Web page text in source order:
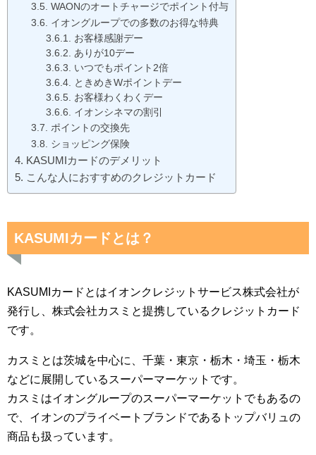
WAONのオートチャージでポイント付与
イオングループでの多数のお得な特典
お客様感謝デー
ありが10デー
いつでもポイント2倍
ときめきWポイントデー
お客様わくわくデー
イオンシネマの割引
ポイントの交換先
ショッピング保険
KASUMIカードのデメリット
こんな人におすすめのクレジットカード
KASUMIカードとは？
KASUMIカードとはイオンクレジットサービス株式会社が
発行し、株式会社カスミと提携しているクレジットカード
です。
カスミとは茨城を中心に、千葉・東京・栃木・埼玉・栃木
などに展開しているスーパーマーケットです。
カスミはイオングループのスーパーマーケットでもあるの
で、イオンのプライベートブランドであるトップバリュの
商品も扱っています。